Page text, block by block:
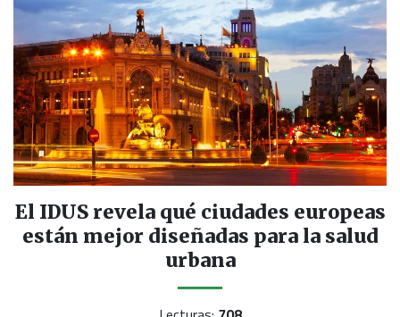
El IDUS revela qué ciudades europeas
están mejor diseñadas para la salud
urbana